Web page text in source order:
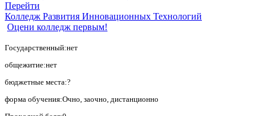
Перейти
Колледж Развития Инновационных Технологий
Оцени колледж первым!
Государственный:нет
общежитие:нет
бюджетные места:?
форма обучения:Очно, заочно, дистанционно